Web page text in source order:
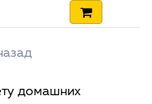
домашних